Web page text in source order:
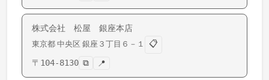
株式会社 松屋 銀座本店
東京都 中央区 銀座 ３丁目６－１
📋
〒 104-8130 ⧉ 📍